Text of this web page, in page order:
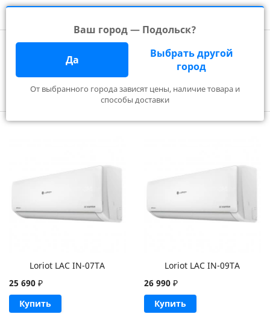
Ваш город — Подольск?
Да
Выбрать другой
город
От выбранного города зависят цены, наличие товара и
способы доставки
Производители Quattroclima
LORIOT в Подольске
Фильтр
Loriot LAC IN-07TA
25 690 ₽
Купить
Loriot LAC IN-09TA
26 990₽
Купить